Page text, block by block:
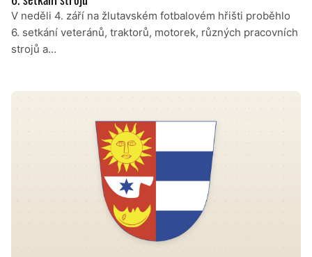
V neděli 4. září na žlutavském fotbalovém hřišti proběhlo
6. setkání veteránů, traktorů, motorek, různých pracovních
strojů a…